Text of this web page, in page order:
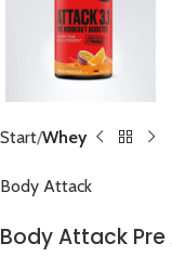
Start Whey
Body Attack
Body Attack